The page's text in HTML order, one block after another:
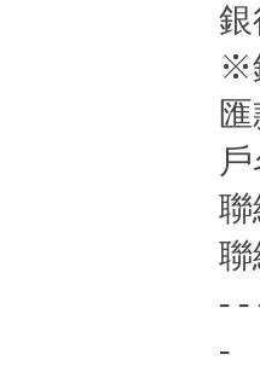
銀
※
聯
聯
- -
-